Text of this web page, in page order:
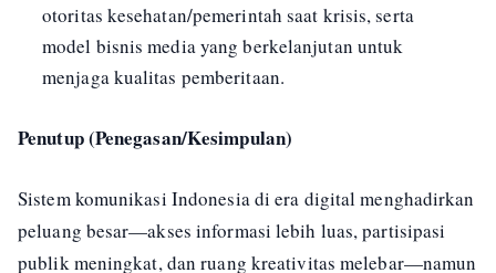
otoritas kesehatan/pemerintah saat krisis, serta
model bisnis media yang berkelanjutan untuk
menjaga kualitas pemberitaan.
Penutup (Penegasan/Kesimpulan)
Sistem komunikasi Indonesia di era digital menghadirkan
peluang besar—akses informasi lebih luas, partisipasi
publik meningkat, dan ruang kreativitas melebar—namun